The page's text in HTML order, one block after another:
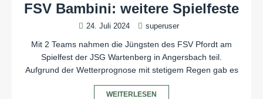
FSV Bambini: weitere Spielfeste
24. Juli 2024 superuser
Mit 2 Teams nahmen die Jüngsten des FSV Pfordt am
Spielfest der JSG Wartenberg in Angersbach teil.
Aufgrund der Wetterprognose mit stetigem Regen gab es
WEITERLESEN